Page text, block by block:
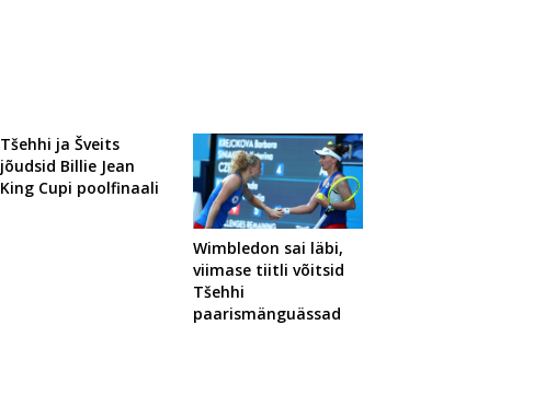
Tšehhi ja Šveits
jõudsid Billie Jean
King Cupi poolfinaali
Wimbledon sai läbi,
viimase tiitli võitsid
Tšehhi
paarismänguässad